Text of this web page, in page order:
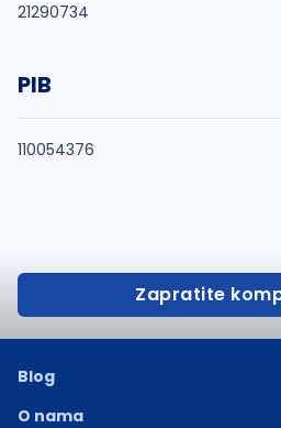
21290734
PIB
110054376
Zapratite
Blog
O nama